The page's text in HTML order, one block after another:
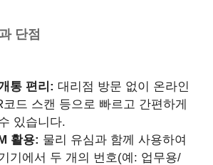
단점
통 편리: 대리점 방문 없이 온라인
코드 스캔 등으로 빠르고 간편하게
있습니다.
활용: 물리 유심과 함께 사용하여
기에서 두 개의 번호(예: 업무용/